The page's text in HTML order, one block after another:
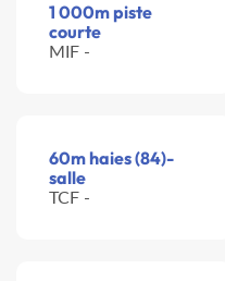
1 000m piste
courte
MIF -
60m haies (84)-
salle
TCF -